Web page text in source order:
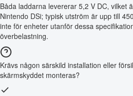
Båda laddarna levererar 5,2 V DC, vilket
Nintendo DSi; typisk utström är upp till
inte för enheter utanför dessa
överbelastning.
Krävs någon särskild installation eller
skärmskyddet monteras?